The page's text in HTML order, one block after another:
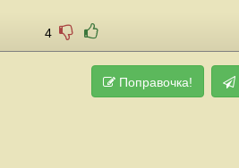
4
Поправочка!